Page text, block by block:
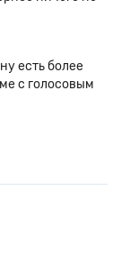
есть более
с голосовым